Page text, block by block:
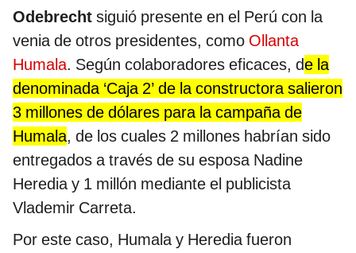
Odebrecht siguió presente en el Perú con la
venia de otros presidentes, como Ollanta
Humala. Según colaboradores eficaces, de la
denominada ‘Caja 2’ de la constructora salieron
3 millones de dólares para la campaña de
Humala, de los cuales 2 millones habrían sido
entregados a través de su esposa Nadine
Heredia y 1 millón mediante el publicista
Vlademir Carreta.
Por este caso, Humala y Heredia fueron